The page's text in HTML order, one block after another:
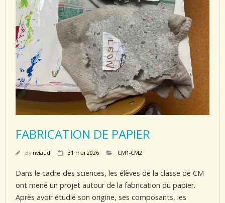
FABRICATION DE PAPIER
By nviaud 31 mai 2026 CM1-CM2
Dans le cadre des sciences, les élèves de la classe de CM
ont mené un projet autour de la fabrication du papier.
Après avoir étudié son origine, ses composants, les